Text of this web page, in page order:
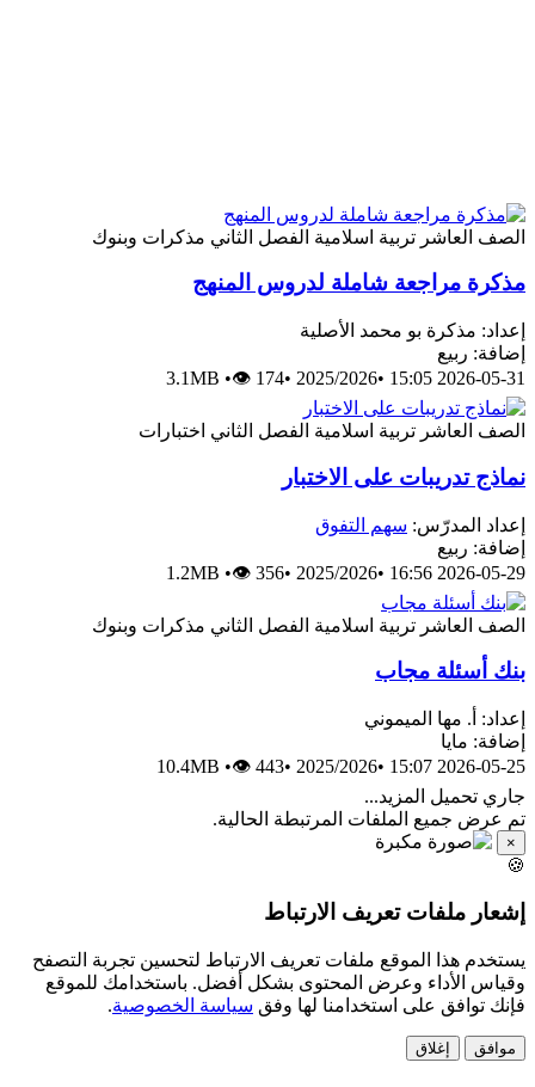
الصف العاشر تربية اسلامية الفصل الثاني مذكرات وبنوك
مذكرة مراجعة شاملة لدروس المنهج
إعداد: مذكرة بو محمد الأصلية
إضافة: ربيع
2026-05-31 15:05
•
2025/2026
•
3.1MB •👁 174
الصف العاشر تربية اسلامية الفصل الثاني اختبارات
نماذج تدريبات على الاختبار
إعداد المدرّس: سهم التفوق
إضافة: ربيع
2026-05-29 16:56
•
2025/2026
•
1.2MB •👁 356
الصف العاشر تربية اسلامية الفصل الثاني مذكرات وبنوك
بنك أسئلة مجاب
إعداد: أ. مها الميموني
إضافة: مايا
2026-05-25 15:07
•
2025/2026
•
10.4MB •👁 443
جاري تحميل المزيد...
تم عرض جميع الملفات المرتبطة الحالية.
×
🍪
إشعار ملفات تعريف الارتباط
يستخدم هذا الموقع ملفات تعريف الارتباط لتحسين تجربة التصفح
وقياس الأداء وعرض المحتوى بشكل أفضل. باستخدامك للموقع
فإنك توافق على استخدامنا لها وفق سياسة الخصوصية.
موافق إغلاق